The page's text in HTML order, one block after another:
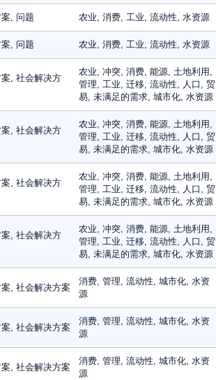
, 问题 农业, 消费, 工业, 流动性, 水资源
, 问题 农业, 消费, 工业, 流动性, 水资源
, 社会解决方
农业, 冲突, 消费, 能源, 土地利用,
管理, 工业, 迁移, 流动性, 人口, 贸
易, 未满足的需求, 城市化, 水资源
, 社会解决方
农业, 冲突, 消费, 能源, 土地利用,
管理, 工业, 迁移, 流动性, 人口, 贸
易, 未满足的需求, 城市化, 水资源
, 社会解决方
农业, 冲突, 消费, 能源, 土地利用,
管理, 工业, 迁移, 流动性, 人口, 贸
易, 未满足的需求, 城市化, 水资源
, 社会解决方
农业, 冲突, 消费, 能源, 土地利用,
管理, 工业, 迁移, 流动性, 人口, 贸
易, 未满足的需求, 城市化, 水资源
, 社会解决方案
消费, 管理, 流动性, 城市化, 水资
源
, 社会解决方案
消费, 管理, 流动性, 城市化, 水资
源
, 社会解决方案
消费, 管理, 流动性, 城市化, 水资
源